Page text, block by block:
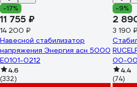
-17%
11 755 ₽
14 200 ₽
Навесной стабилизатор
напряжения Энергия асн 5000
Е0101-0212
4.6
(332)
-9%
2
3 190 ₽
00-
4.4
(74)